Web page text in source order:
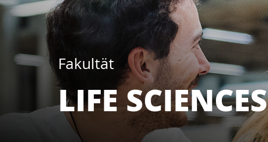
Fakultät
LIFE SCIENCES